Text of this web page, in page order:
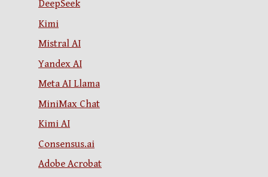
DeepSeek
Kimi
Mistral AI
Yandex AI
Meta AI Llama
MiniMax Chat
Kimi AI
Consensus.ai
Adobe Acrobat